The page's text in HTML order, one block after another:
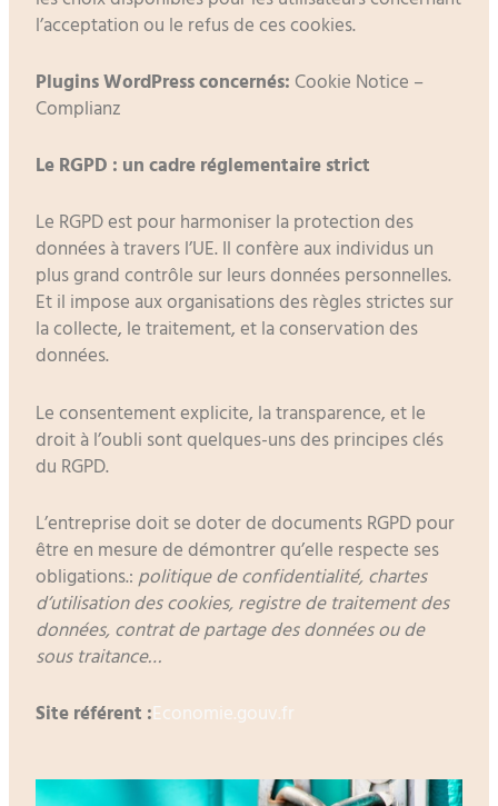
l’acceptation ou le refus de ces cookies.
Plugins WordPress concernés: Cookie Notice –
Complianz
Le RGPD : un cadre réglementaire strict
Le RGPD est pour harmoniser la protection des
données à travers l’UE. Il confère aux individus un
plus grand contrôle sur leurs données personnelles.
Et il impose aux organisations des règles strictes sur
la collecte, le traitement, et la conservation des
données.
Le consentement explicite, la transparence, et le
droit à l’oubli sont quelques-uns des principes clés
du RGPD.
L’entreprise doit se doter de documents RGPD pour
être en mesure de démontrer qu’elle respecte ses
obligations.: politique de confidentialité, chartes
d’utilisation des cookies, registre de traitement des
données, contrat de partage des données ou de
sous traitance…
Site référent :Economie.gouv.fr